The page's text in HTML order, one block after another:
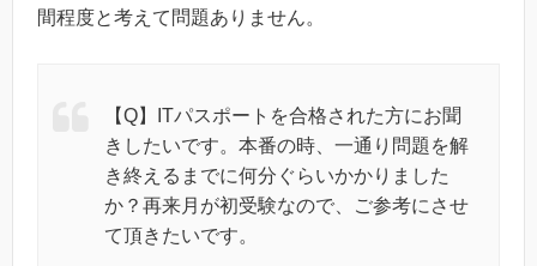
間程度と考えて問題ありません。
【Q】ITパスポートを合格された方にお聞
きしたいです。本番の時、一通り問題を解
き終えるまでに何分ぐらいかかりました
か？再来月が初受験なので、ご参考にさせ
て頂きたいです。